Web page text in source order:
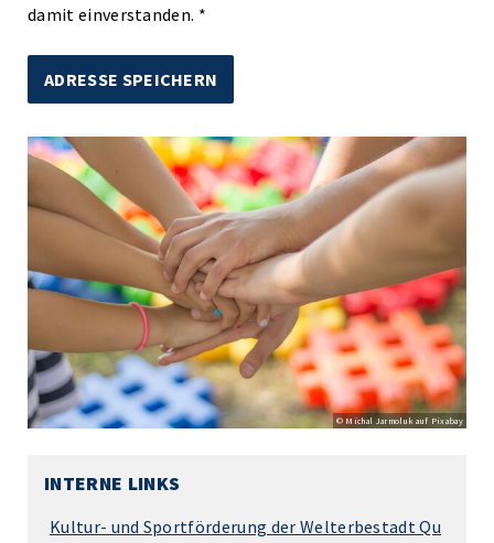
damit einverstanden. *
© Michal Jarmoluk auf Pixabay
INTERNE LINKS
Kultur- und Sportförderung der Welterbestadt Qu